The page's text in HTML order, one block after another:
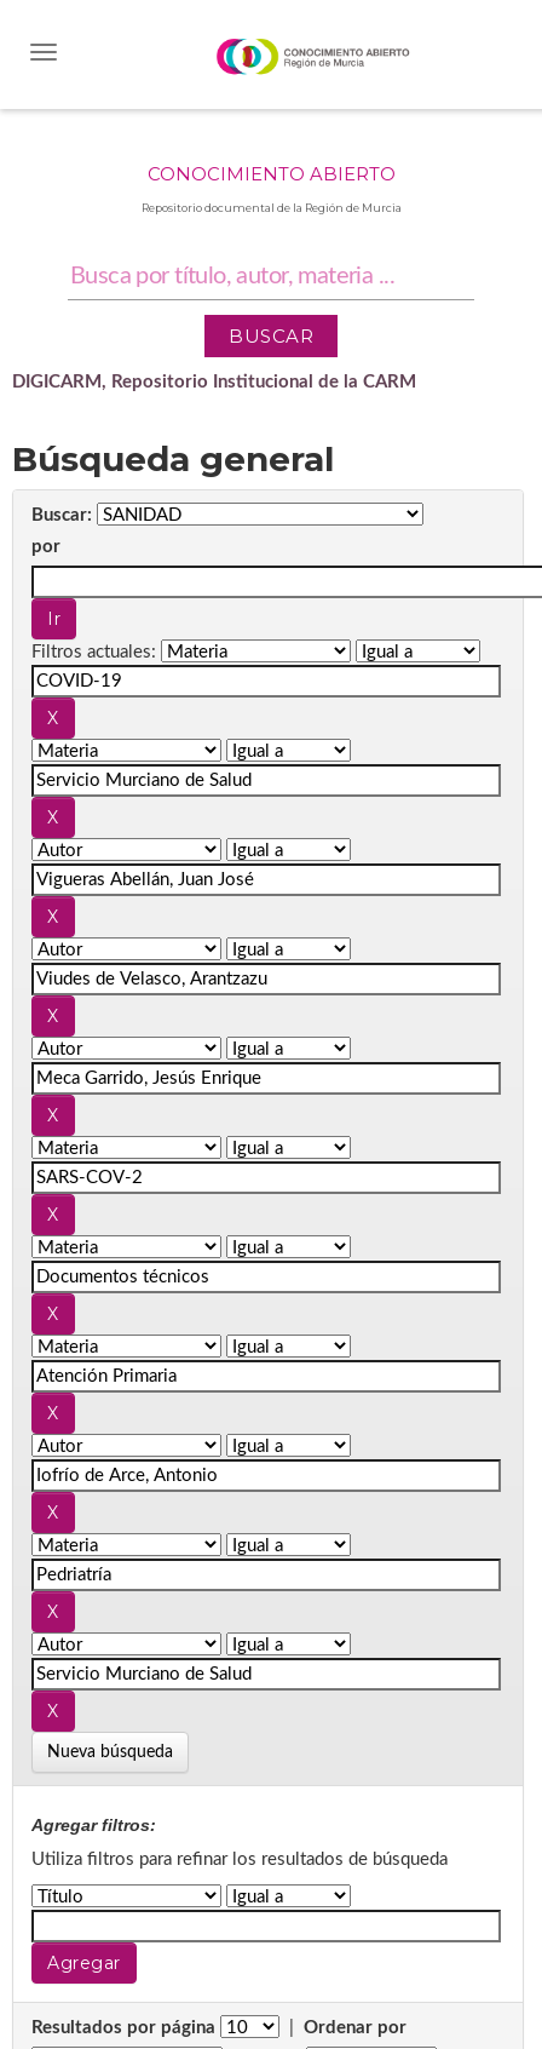
CONOCIMIENTO ABIERTO
Repositorio documental de la Región de Murcia
DIGICARM, Repositorio Institucional de la CARM
Búsqueda general
Buscar:
por
Filtros actuales:
Nueva búsqueda
Agregar filtros:
Utiliza filtros para refinar los resultados de búsqueda
Resultados por página
Ordenar por